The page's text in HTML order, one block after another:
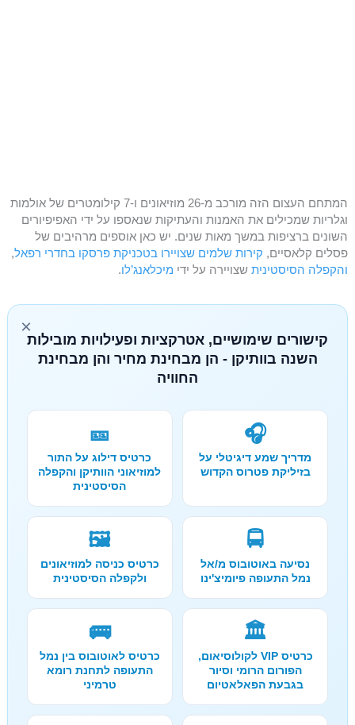
המתחם העצום הזה מורכב מ-26 מוזיאונים ו-7 קילומטרים של אולמות
וגלריות שמכילים את האמנות והעתיקות שנאספו על ידי האפיפיורים
השונים ברציפות במשך מאות שנים. יש כאן אוספים מרהיבים של
פסלים קלאסיים, קירות שלמים שצויירו בטכניקת פרסקו בחדרי רפאל,
והקפלה הסיסטיניתשצויירה על ידי מיכלאנג’לו.
×
קישורים שימושיים, אטרקציות ופעילויות מובילות
השנה בוותיקן - הן מבחינת מחיר והן מבחינת
החוויה
🎧
מדריך שמע דיגיטלי על
בזיליקת פטרוס הקדוש
🎫
כרטיס דילוג על התור
למוזיאוני הוותיקן והקפלה
הסיסטינית
🚍
נסיעה באוטובוס מ/אל
נמל התעופה פיומיצ'ינו
🖼️
כרטיס כניסה למוזיאונים
ולקפלה הסיסטינית
🏛️
כרטיס VIP לקולוסיאום,
הפורום הרומי וסיור
בגבעת הפאלאטיום
🚌
כרטיס לאוטובוס בין נמל
התעופה לתחנת רומא
טרמיני